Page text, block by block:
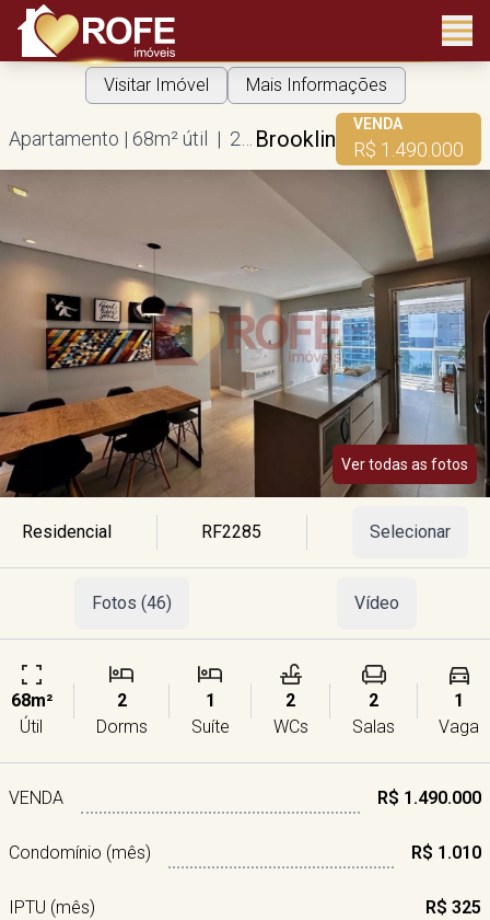
Brooklin
VENDA
R$ 1.490.000
Visitar Imóvel Mais Informações
Ver todas as fotos
Residencial RF2285 Selecionar
Fotos (46) Vídeo
68m²
Útil
2
Dorms
1
Suíte
2
WCs
2
Salas
1
Vaga
VENDA R$ 1.490.000
Condomínio (mês) R$ 1.010
IPTU (mês) R$ 325